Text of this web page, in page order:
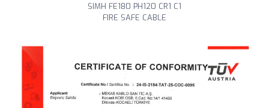
SIMH FE180 PH120 CR1 C1
FIRE SAFE CABLE